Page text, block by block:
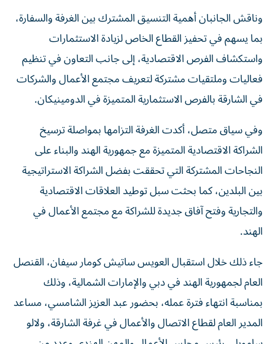
وناقش الجانبان أهمية التنسيق المشترك بين الغرفة والسفارة،
بما يسهم في تحفيز القطاع الخاص لزيادة الاستثمارات
واستكشاف الفرص الاقتصادية، إلى جانب التعاون في تنظيم
فعاليات وملتقيات مشتركة لتعريف مجتمع الأعمال والشركات
في الشارقة بالفرص الاستثمارية المتميزة في الدومينيكان.
وفي سياق متصل، أكدت الغرفة التزامها بمواصلة ترسيخ
الشراكة الاقتصادية المتميزة مع جمهورية الهند والبناء على
النجاحات المشتركة التي تحققت بفضل الشراكة الاستراتيجية
بين البلدين، كما بحثت سبل توطيد العلاقات الاقتصادية
والتجارية وفتح آفاق جديدة للشراكة مع مجتمع الأعمال في
الهند.
جاء ذلك خلال استقبال العويس ساتيش كومار سيفان، القنصل
العام لجمهورية الهند في دبي والإمارات الشمالية، وذلك
بمناسبة انتهاء فترة عمله، بحضور عبد العزيز الشامسي، مساعد
المدير العام لقطاع الاتصال والأعمال في غرفة الشارقة، ولالو